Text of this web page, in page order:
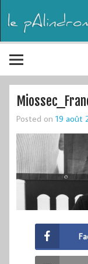
Posted on 19 août